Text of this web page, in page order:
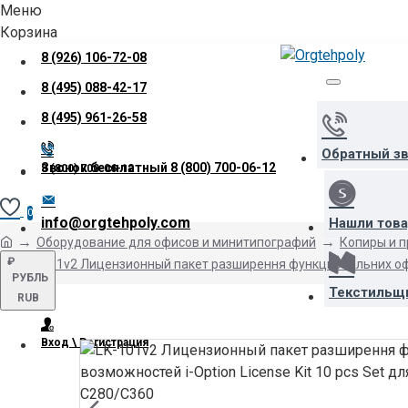
Меню
Корзина
8 (926) 106-72-08
8 (495) 088-42-17
8 (495) 961-26-58
Звонок бесплатный 8 (800) 700-06-12
info@orgtehpoly.com
₽
РУБЛЬ
RUB
Вход \ Регистрация
Обратный
Нашли
8 (800) 700-06-12
0
Оборудование для офисов и минитипографий
Копиры и
LK-101v2 Лицензионный пакет разширення функциональних